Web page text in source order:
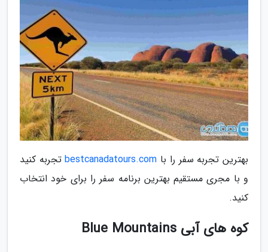
بهترین تجربه سفر را با bestcanadatours.comتجربه کنید
و با مجری مستقیم بهترین برنامه سفر را برای خود انتخاب
کنید.
کوه های آبی Blue Mountains